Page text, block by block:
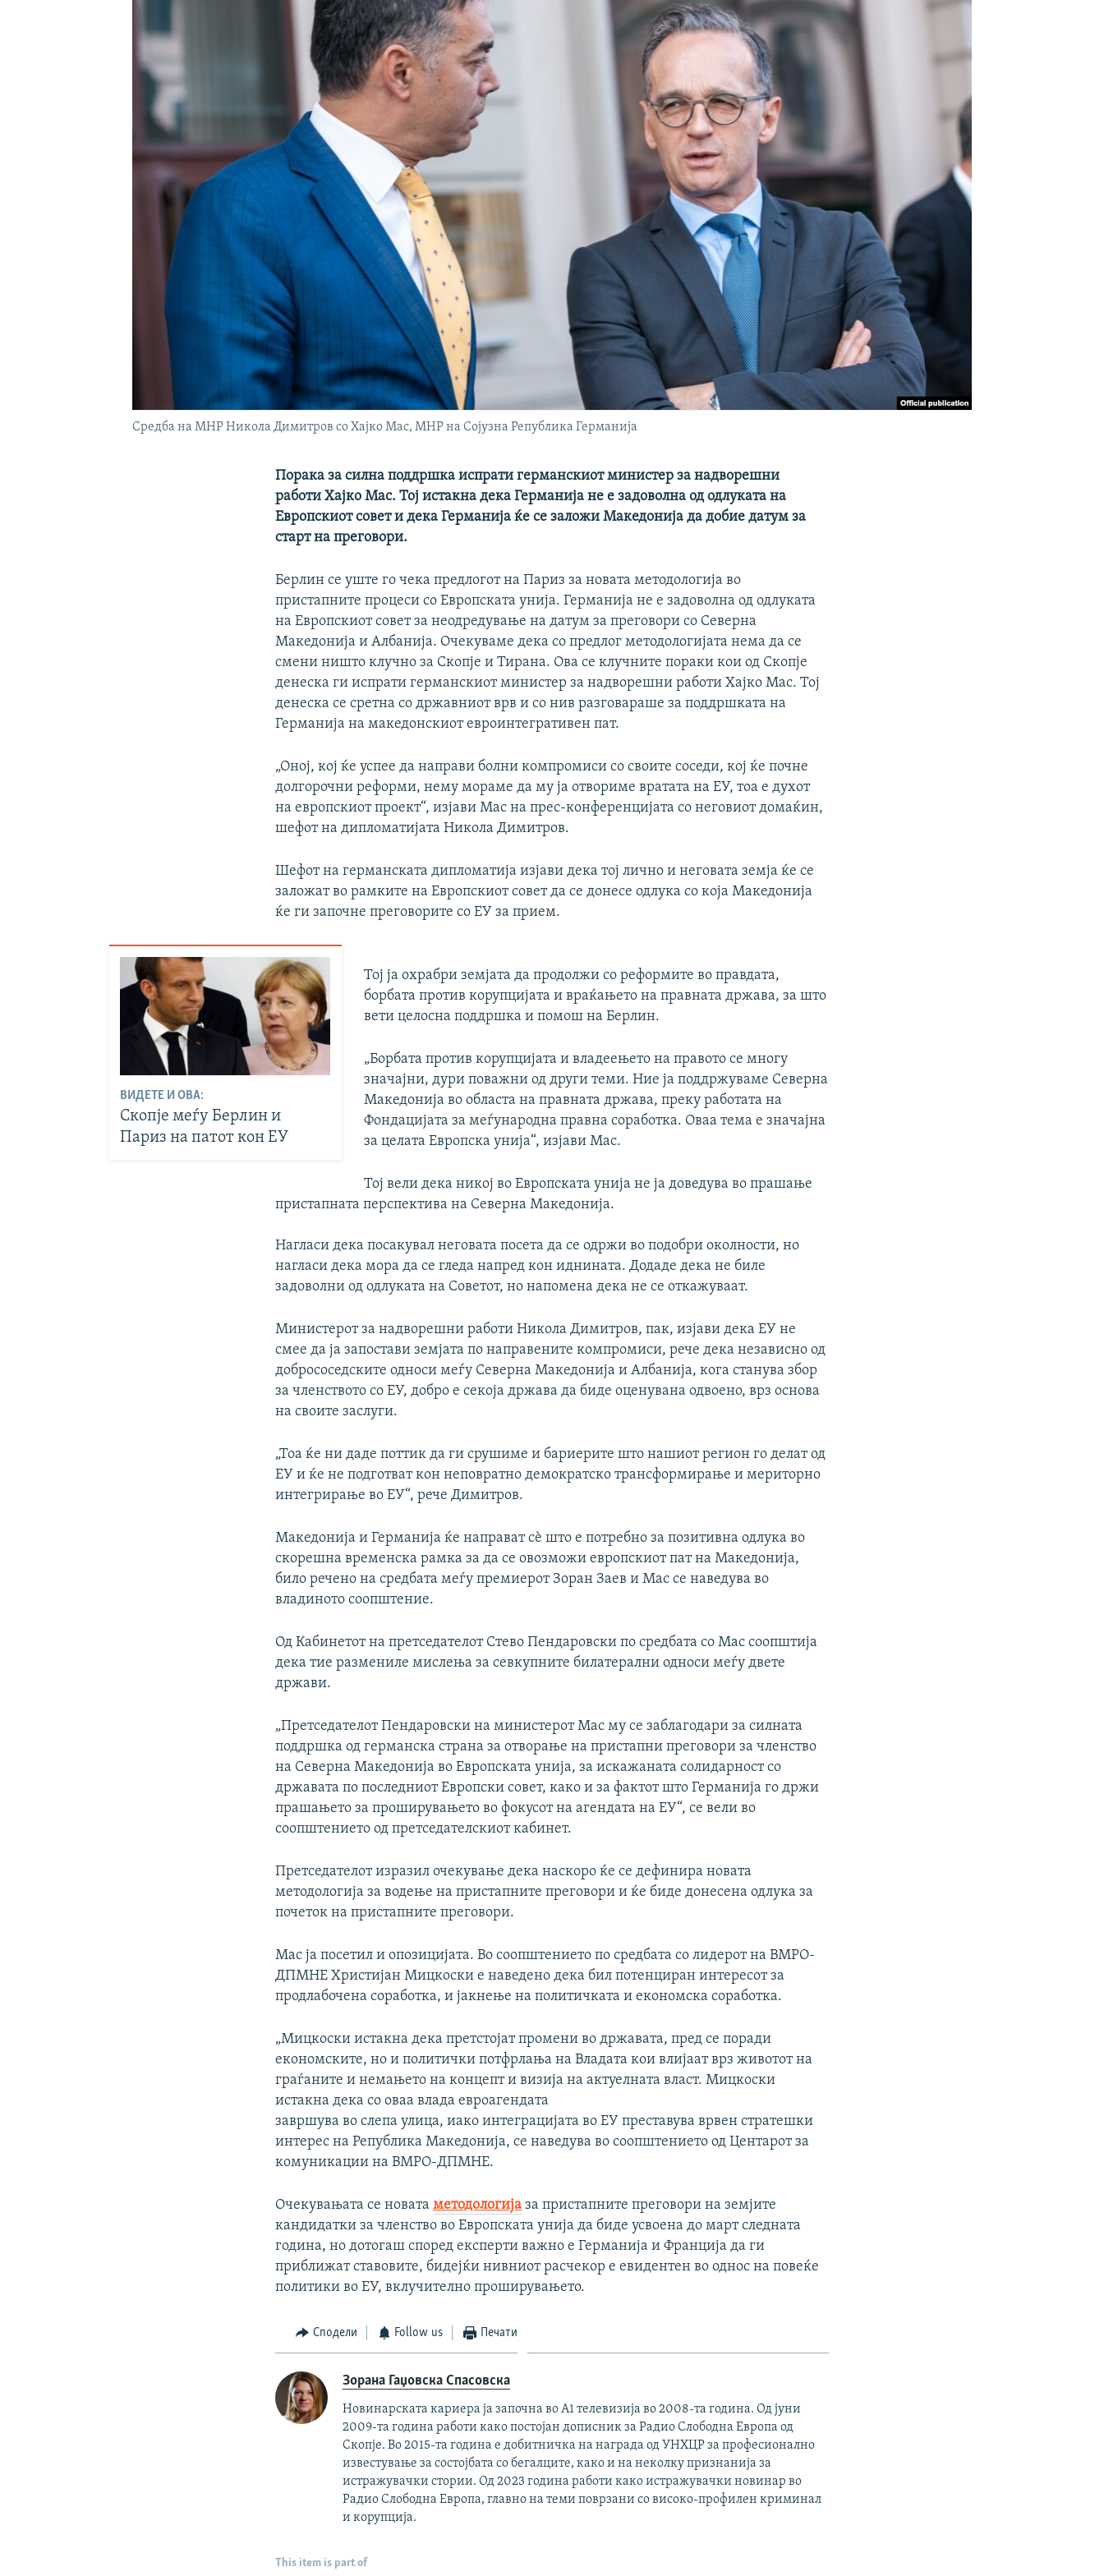
Средба на МНР Никола Димитров со Хајко Мас, МНР на Сојузна Република Германија
Порака за силна поддршка испрати германскиот министер за надворешни
работи Хајко Мас. Тој истакна дека Германија не е задоволна од одлуката на
Европскиот совет и дека Германија ќе се заложи Македонија да добие датум за
старт на преговори.
Берлин се уште го чека предлогот на Париз за новата методологија во
пристапните процеси со Европската унија. Германија не е задоволна од одлуката
на Европскиот совет за неодредување на датум за преговори со Северна
Македонија и Албанија. Очекуваме дека со предлог методологијата нема да се
смени ништо клучнo за Скопје и Тирана. Ова се клучните пораки кои од Скопје
денеска ги испрати германскиот министер за надворешни работи Хајко Мас. Тој
денеска се сретна со државниот врв и со нив разговараше за поддршката на
Германија на македонскиот евроинтегративен пат.
„Оној, кој ќе успее да направи болни компромиси со своите соседи, кој ќе почне
долгорочни реформи, нему мораме да му ја отвориме вратата на ЕУ, тоа е духот
на европскиот проект“, изјави Мас на прес-конференцијата со неговиот домаќин,
шефот на дипломатијата Никола Димитров.
Шефот на германската дипломатија изјави дека тој лично и неговата земја ќе се
заложат во рамките на Европскиот совет да се донесе одлука со која Македонија
ќе ги започне преговорите со ЕУ за прием.
ВИДЕТЕ И ОВА:
Скопје меѓу Берлин и
Париз на патот кон ЕУ
Тој ја охрабри земјата да продолжи со реформите во правдата,
борбата против корупцијата и враќањето на правната држава, за што
вети целосна поддршка и помош на Берлин.
„Борбата против корупцијата и владеењето на правото се многу
значајни, дури поважни од други теми. Ние ја поддржуваме Северна
Македонија во областа на правната држава, преку работата на
Фондацијата за меѓународна правна соработка. Оваа тема е значајна
за целата Европска унија“, изјави Мас.
Тој вели дека никој во Европската унија не ја доведува во прашање
пристапната перспектива на Северна Македонија.
Нагласи дека посакувал неговата посета да се одржи во подобри околности, но
нагласи дека мора да се гледа напред кон иднината. Додаде дека не биле
задоволни од одлуката на Советот, но напомена дека не се откажуваат.
Министерот за надворешни работи Никола Димитров, пак, изјави дека ЕУ не
смее да ја запостави земјата по направените компромиси, рече дека независно од
добрососедските односи меѓу Северна Македонија и Албанија, кога станува збор
за членството со ЕУ, добро е секоја држава да биде оценувана одвоено, врз основа
на своите заслуги.
„Тоа ќе ни даде поттик да ги срушиме и бариерите што нашиот регион го делат од
ЕУ и ќе не подготват кон неповратно демократско трансформирање и мериторно
интегрирање во ЕУ“, рече Димитров.
Македонија и Германија ќе направат сѐ што е потребно за позитивна одлука во
скорешна временска рамка за да се овозможи европскиот пат на Македонија,
било речено на средбата меѓу премиерот Зоран Заев и Мас се наведува во
владиното соопштение.
Од Кабинетот на претседателот Стево Пендаровски по средбата со Мас соопштија
дека тие размениле мислења за севкупните билатерални односи меѓу двете
држави.
„Претседателот Пендаровски на министерот Мас му се заблагодари за силната
поддршка од германска страна за отворање на пристапни преговори за членство
на Северна Македонија во Европската унија, за искажаната солидарност со
државата по последниот Европски совет, како и за фактот што Германија го држи
прашањето за проширувањето во фокусот на агендата на ЕУ“, се вели во
соопштението од претседателскиот кабинет.
Претседателот изразил очекување дека наскоро ќе се дефинира новата
методологија за водење на пристапните преговори и ќе биде донесена одлука за
почеток на пристапните преговори.
Мас ја посетил и опозицијата. Во соопштението по средбата со лидерот на ВМРО-
ДПМНЕ Христијан Мицкоски е наведено дека бил потенциран интересот за
продлабочена соработка, и јакнење на политичката и економска соработка.
„Мицкоски истакна дека претстојат промени во државата, пред се поради
економските, но и политички потфрлања на Владата кои влијаат врз животот на
граѓаните и немањето на концепт и визија на актуелната власт. Мицкоски
истакна дека со оваа влада евроагендата
завршува во слепа улица, иако интеграцијата во ЕУ преставува врвен стратешки
интерес на Република Македонија, се наведува во соопштението од Центарот за
комуникации на ВМРО-ДПМНЕ.
Очекувањата се новатаметодологија за пристапните преговори на земјите
кандидатки за членство во Европската унија да биде усвоена до март следната
година, но дотогаш според експерти важно е Германија и Франција да ги
приближат ставовите, бидејќи нивниот расчекор е евидентен во однос на повеќе
политики во ЕУ, вклучително проширувањето.
Сподели Follow us Печати
Зорана Гаџовска Спасовска
Новинарската кариера ја започна во А1 телевизија во 2008-та година. Од јуни
2009-та година работи како постојан дописник за Радио Слободна Европа од
Скопје. Во 2015-та година е добитничка на награда од УНХЦР за професионално
известување за состојбата со бегалците, како и на неколку признанија за
истражувачки стории. Од 2023 година работи како истражувачки новинар во
Радио Слободна Европа, главно на теми поврзани со високо-профилен криминал
и корупција.
This item is part of